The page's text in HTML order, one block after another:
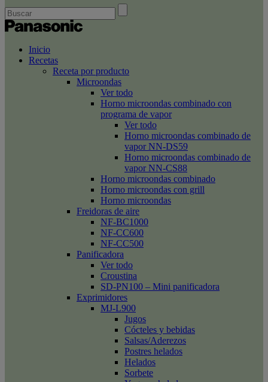
Inicio
Recetas
Receta por producto
Microondas
Ver todo
Horno microondas combinado con
programa de vapor
Ver todo
Horno microondas combinado de
vapor NN-DS59
Horno microondas combinado de
vapor NN-CS88
Horno microondas combinado
Horno microondas con grill
Horno microondas
Freidoras de aire
NF-BC1000
NF-CC600
NF-CC500
Panificadora
Ver todo
Croustina
SD-PN100 – Mini panificadora
Exprimidores
MJ-L900
Jugos
Cócteles y bebidas
Salsas/Aderezos
Postres helados
Helados
Sorbete